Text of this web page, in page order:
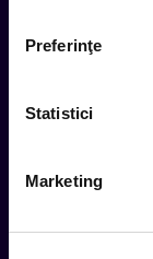
Preferinţe
Statistici
Marketing
Cum comand
Metode livrare